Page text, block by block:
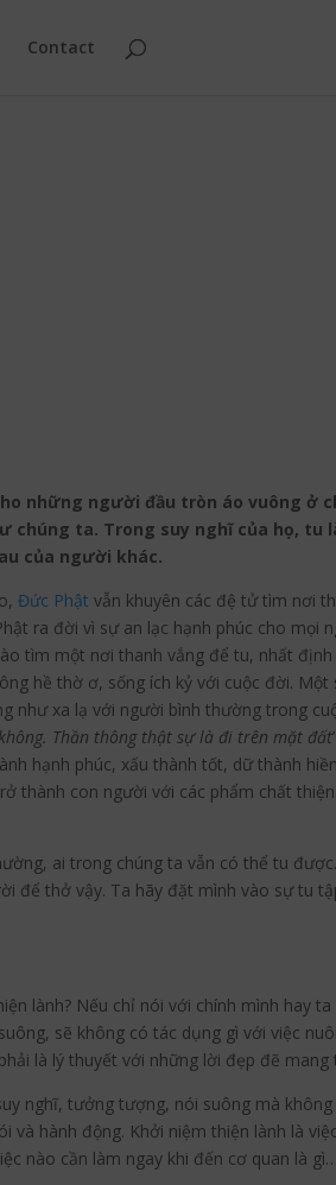
Contact
những người đầu tròn áo vuông ở
ta. Trong suy nghĩ của họ, tu
của người khác.
Đức Phật vẫn khuyên các đệ tử tìm nơi
ra đời vì sự an lạc hạnh phúc cho mọi
tìm một nơi thanh vắng để tu, nhất định
hề thờ ơ, sống ích kỷ với cuộc đời. Một
như xa lạ với người bình thường trong
Thần thông thật sự là đi trên mặt đất
hạnh phúc, xấu thành tốt, dữ thành
thành con người với các phẩm chất
ai trong chúng ta vẫn có thể tu
để thở vậy. Ta hãy đặt mình vào sự tu
lành? Nếu chỉ nói với chính mình hay
sẽ không có tác dụng gì với việc
là lý thuyết với những lời đẹp đẽ mang
nghĩ, tưởng tượng, nói suông mà
hành động. Khởi niệm thiện lành là
nào cần làm ngay khi đến cơ quan là gì…